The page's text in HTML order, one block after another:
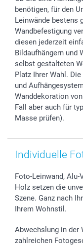
Sticker & Etiketten
Geschenk-
Presse
Partnerprogramme
Investor Relations
B2B smartbusiness
Widerrufsrecht
Kommunion &
Hochzeit
Geburtstag
Geburt
Zu allen Anlässen
48h Lieferung
Anmelden /
Sitemap
Status der
smartfriends
smartgarantie
smartbonus
benötigen, für den
Leinwände bestens
Wandbefestigung
diesen jederzeit
Bildaufhängern und
selbst gestalteten
Platz Ihrer Wahl.
und
Wanddekoration
Fall aber auch für
Masse prüfen).
Individuelle
Foto-Leinwand,
Holz setzen die
Szene. Ganz nach
Ihrem Wohnstil.
Abwechslung in der
zahlreichen